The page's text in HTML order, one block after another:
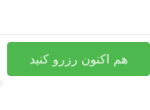
هم اکنون رزرو کنید